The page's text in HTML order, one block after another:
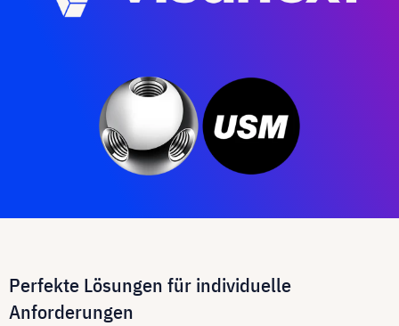
Perfekte Lösungen für individuelle
Anforderungen